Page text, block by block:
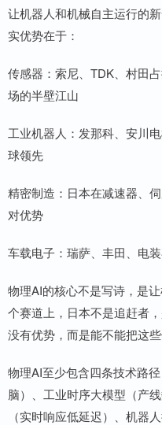
让机器人和机械自主运行的
实优势在于：
传感器：索尼、TDK、村田
场的半壁江山
工业机器人：发那科、安川
球领先
精密制造：日本在减速器、
对优势
车载电子：瑞萨、丰田、电
物理AI的核心不是写诗，是
个赛道上，日本不是追赶者
没有优势，而是能不能把这些
物理AI至少包含四条技术路
脑）、工业时序大模型（产
（实时响应低延迟）、机器